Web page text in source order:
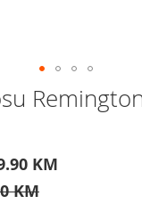
KM
KM